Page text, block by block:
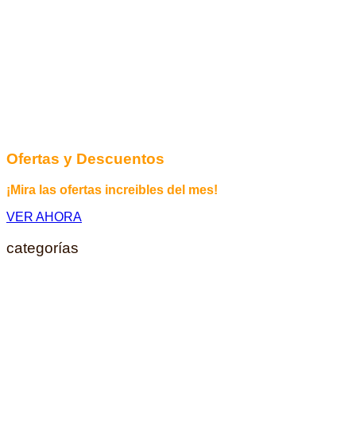
Ofertas y Descuentos
¡Mira las ofertas increibles del mes!
VER AHORA
categorías